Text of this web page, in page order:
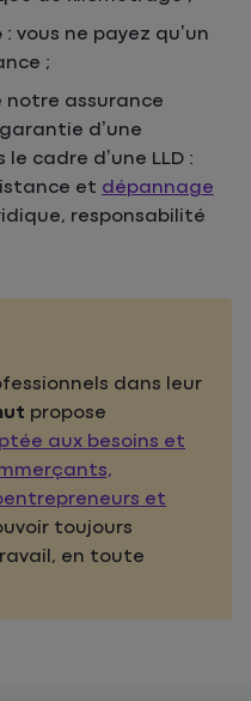
: vous ne payez qu’un
;
notre assurance
d’une
cadre d’une LLD :
et dépannage
responsabilité
dans leur
propose
aux besoins et
et
toujours
en toute